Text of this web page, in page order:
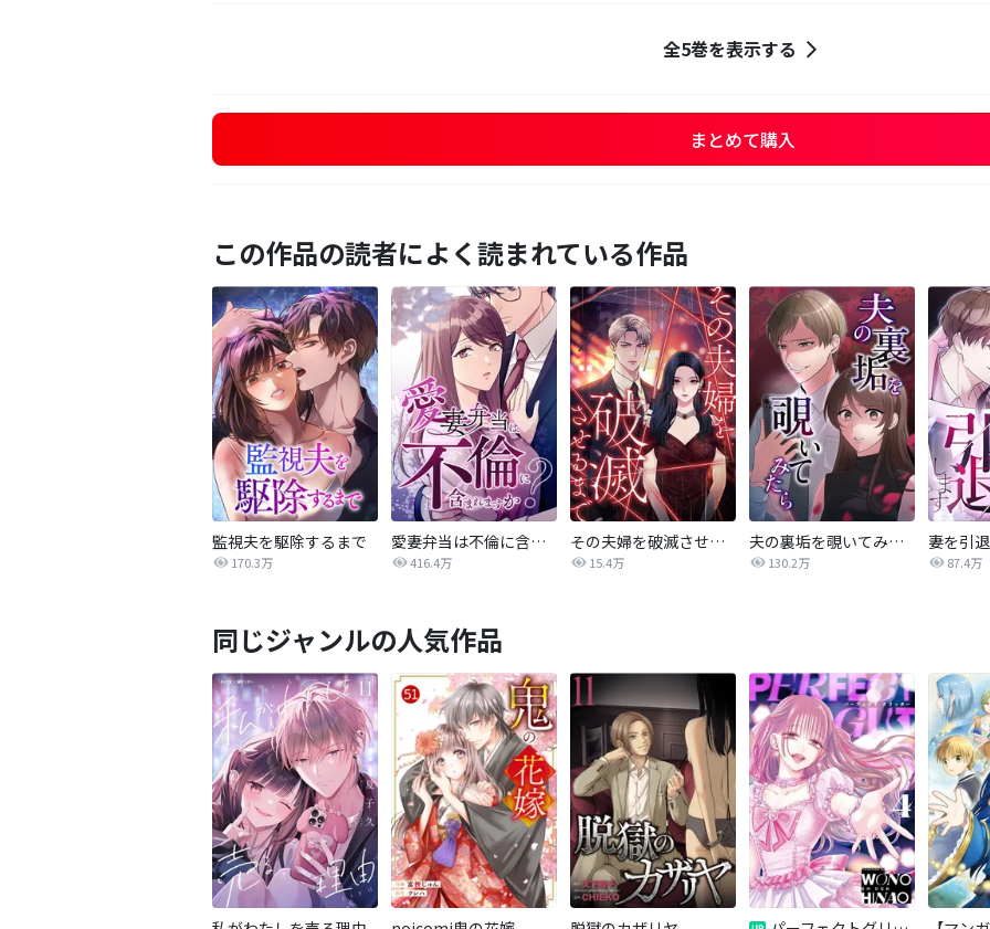
全5巻を表示する
まとめて購入
この作品の読者によく読まれている作品
監視夫を駆除するまで
170.3万
愛妻弁当は不倫に含まれますか？
416.4万
その夫婦を破滅させるまで
15.4万
夫の裏垢を覗いてみたら
130.2万
妻を引
87.4万
同じジャンルの人気作品